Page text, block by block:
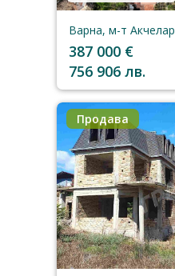
Варна, м-т Акчелар
387 000 €
756 906 лв.
Продава